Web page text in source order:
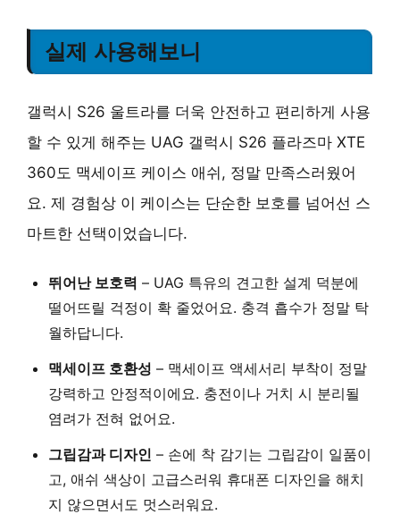
실제 사용해보니
갤럭시 S26 울트라를 더욱 안전하고 편리하게 사용
할 수 있게 해주는 UAG 갤럭시 S26 플라즈마 XTE
360도 맥세이프 케이스 애쉬, 정말 만족스러웠어
요. 제 경험상 이 케이스는 단순한 보호를 넘어선 스
마트한 선택이었습니다.
뛰어난 보호력 – UAG 특유의 견고한 설계 덕분에
떨어뜨릴 걱정이 확 줄었어요. 충격 흡수가 정말 탁
월하답니다.
맥세이프 호환성 – 맥세이프 액세서리 부착이 정말
강력하고 안정적이에요. 충전이나 거치 시 분리될
염려가 전혀 없어요.
그립감과 디자인 – 손에 착 감기는 그립감이 일품이
고, 애쉬 색상이 고급스러워 휴대폰 디자인을 해치
지 않으면서도 멋스러워요.